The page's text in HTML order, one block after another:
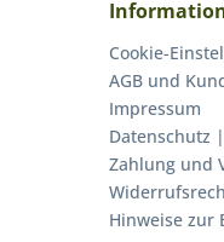
Cookie-
AGB und
Impressum
Datenschutz |
Zahlung und
Hinweise zur